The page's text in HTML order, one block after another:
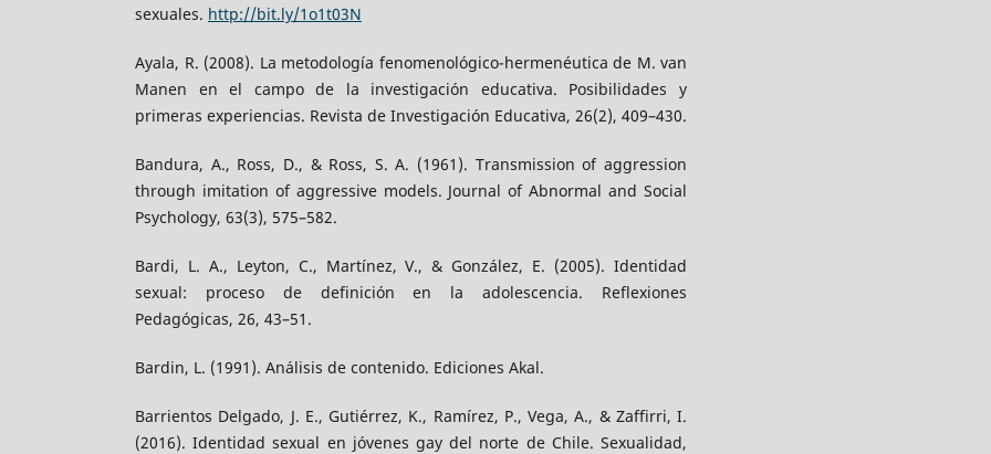
sexuales. http://bit.ly/1o1t03N
Ayala, R. (2008). La metodología fenomenológico-hermenéutica de M. van
Manen en el campo de la investigación educativa. Posibilidades y
primeras experiencias. Revista de Investigación Educativa, 26(2), 409–430.
Bandura, A., Ross, D., & Ross, S. A. (1961). Transmission of aggression
through imitation of aggressive models. Journal of Abnormal and Social
Psychology, 63(3), 575–582.
Bardi, L. A., Leyton, C., Martínez, V., & González, E. (2005). Identidad
sexual: proceso de definición en la adolescencia. Reflexiones
Pedagógicas, 26, 43–51.
Bardin, L. (1991). Análisis de contenido. Ediciones Akal.
Barrientos Delgado, J. E., Gutiérrez, K., Ramírez, P., Vega, A., & Zaffirri, I.
(2016). Identidad sexual en jóvenes gay del norte de Chile. Sexualidad,